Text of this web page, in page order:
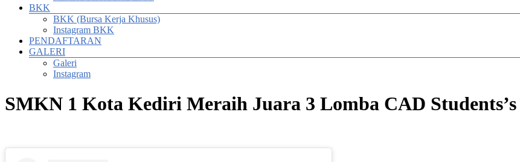
BKK
BKK (Bursa Kerja Khusus)
Instagram BKK
PENDAFTARAN
GALERI
Galeri
Instagram
SMKN 1 Kota Kediri Meraih Juara 3 Lomba CAD